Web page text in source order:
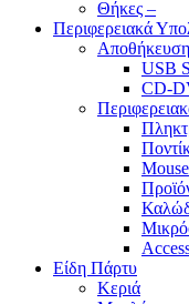
Θήκες –
Περιφερειακά
Αποθήκευση
USB
CD-
Είδη Πάρτυ
Κεριά